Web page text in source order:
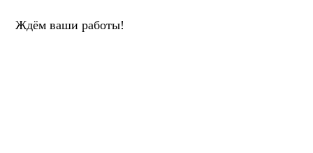
Ждём ваши работы!